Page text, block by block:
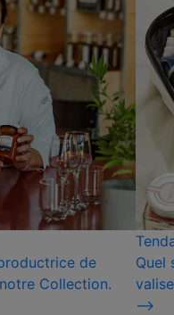
de
Collection.
Quel
⟶